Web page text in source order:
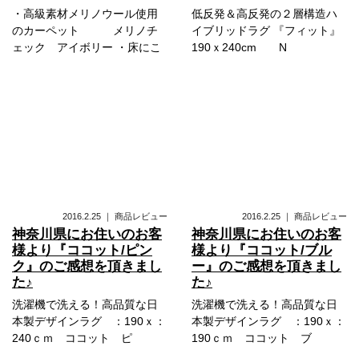
・高級素材メリノウール使用
のカーペット メリノチ
ェック アイボリー ・床にこ
低反発＆高反発の２層構造ハ
イブリッドラグ 『フィット』
190ｘ240cm N
2016.2.25 ｜ 商品レビュー
神奈川県にお住いのお客
様より『ココット/ピン
ク』のご感想を頂きまし
た♪
洗濯機で洗える！高品質な日
本製デザインラグ ：190ｘ：
240ｃｍ ココット ピ
2016.2.25 ｜ 商品レビュー
神奈川県にお住いのお客
様より『ココット/ブル
ー』のご感想を頂きまし
た♪
洗濯機で洗える！高品質な日
本製デザインラグ ：190ｘ：
190ｃｍ ココット ブ